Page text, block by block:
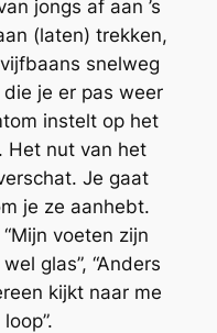
jongs af aan ’s
(laten) trekken,
snelweg
je er pas weer
instelt op het
Het nut van het
Je gaat
je ze aanhebt.
voeten zijn
glas”, “Anders
kijkt naar me